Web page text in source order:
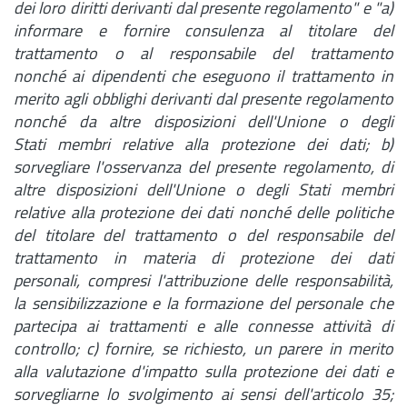
dei loro diritti derivanti dal presente regolamento" e "a)
informare e fornire consulenza al titolare del
trattamento o al responsabile del trattamento
nonché ai dipendenti che eseguono il trattamento in
merito agli obblighi derivanti dal presente regolamento
nonché da altre disposizioni dell'Unione o degli
Stati membri relative alla protezione dei dati; b)
sorvegliare l'osservanza del presente regolamento, di
altre disposizioni dell'Unione o degli Stati membri
relative alla protezione dei dati nonché delle politiche
del titolare del trattamento o del responsabile del
trattamento in materia di protezione dei dati
personali, compresi l'attribuzione delle responsabilità,
la sensibilizzazione e la formazione del personale che
partecipa ai trattamenti e alle connesse attività di
controllo; c) fornire, se richiesto, un parere in merito
alla valutazione d'impatto sulla protezione dei dati e
sorvegliarne lo svolgimento ai sensi dell'articolo 35;